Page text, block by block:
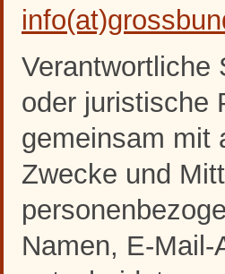
Verantwortliche
oder juristische
gemeinsam mit
Zwecke und
Namen, E-